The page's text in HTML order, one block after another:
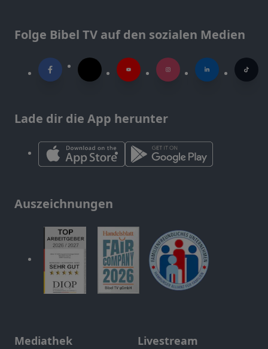
Folge Bibel TV auf den sozialen Medien
Lade dir die App herunter
Auszeichnungen
Mediathek Livestream